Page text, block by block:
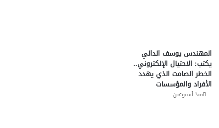
المهندس يوسف الدالي
يكتب: الاحتيال الإلكتروني..
الخطر الصامت الذي يهدد
الأفراد والمؤسسات
منذ أسبوعين